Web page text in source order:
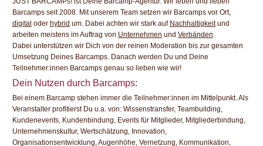
Barcamps seit 2008. Mit unserem Team setzen wir Barcamps vor Ort,
digital oder hybrid um. Dabei achten wir stark auf Nachhaltigkeitund
arbeiten meistens im Auftrag von Unternehmen und Verbänden.
Dabei unterstützen wir Dich von der reinen Moderation bis zur gesamten
Umsetzung Deines Barcamps. Danach werden Du und Deine
Teilnehmer:innen Barcamps genau so lieben wie wir!
Dein Nutzen durch Barcamps:
Bei einem Barcamp stehen immer die Teilnehmer:innen im Mittelpunkt. Als
Veranstalter profitierst Du u.a. von: Wissenstransfer, Teambuilding,
Kundenevents, Kundenbindung, Events für Mitglieder, Mitgliederbindung,
Unternehmenskultur, Wertschätzung, Innovation,
Organisationsentwicklung, Augenhöhe, Vernetzung, Kommunikation,